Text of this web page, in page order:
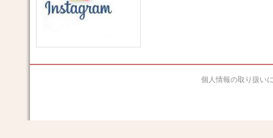
個人情報の取り扱い